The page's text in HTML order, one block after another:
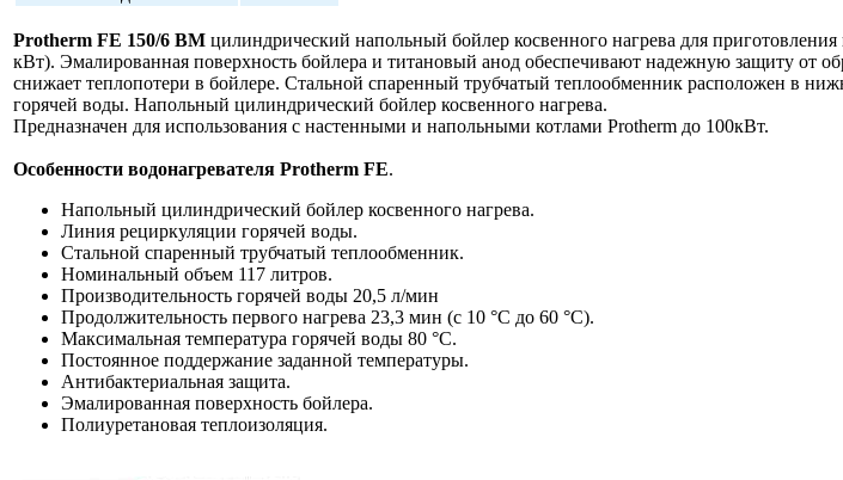
Protherm FE 150/6 BM цилиндрический напольный бойлер косвенного нагрева для
кВт). Эмалированная поверхность бойлера и титановый анод обеспечивают надежную защиту от
снижает теплопотери в бойлере. Стальной спаренный трубчатый теплообменник расположен в
горячей воды. Напольный цилиндрический бойлер косвенного нагрева.
Предназначен для использования с настенными и напольными котлами Protherm до 100кВт.
Особенности водонагревателя Protherm FE.
Напольный цилиндрический бойлер косвенного нагрева.
Линия рециркуляции горячей воды.
Стальной спаренный трубчатый теплообменник.
Номинальный объем 117 литров.
Производительность горячей воды 20,5 л/мин
Продолжительность первого нагрева 23,3 мин (с 10 °C до 60 °C).
Максимальная температура горячей воды 80 °C.
Постоянное поддержание заданной температуры.
Антибактериальная защита.
Эмалированная поверхность бойлера.
Полиуретановая теплоизоляция.